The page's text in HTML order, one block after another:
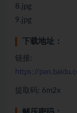
8.jpg
9.jpg
下载地址：
链接:
https://
提取码: 6m2x